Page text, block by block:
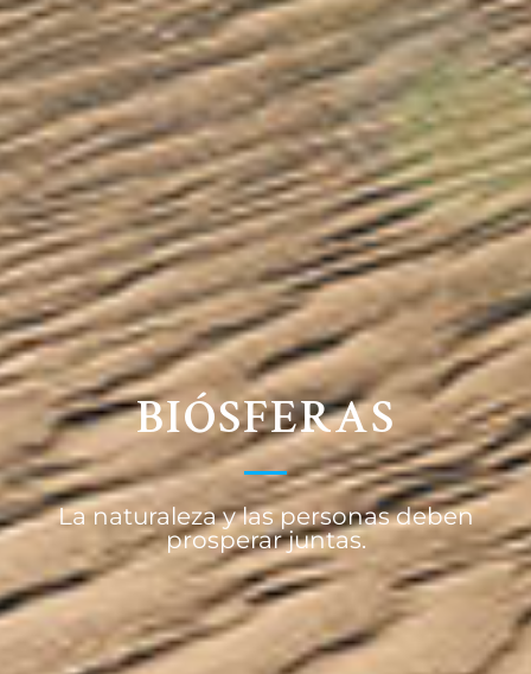
BIÓSFERAS
La naturaleza y las personas deben
prosperar juntas.